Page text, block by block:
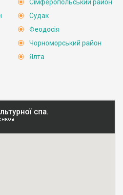
Сімферопольський район
Судак
Феодосія
Чорноморський район
Ялта